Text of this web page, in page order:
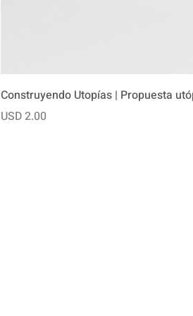
Construyendo Utopías | Propuesta
Precio
USD 2.00